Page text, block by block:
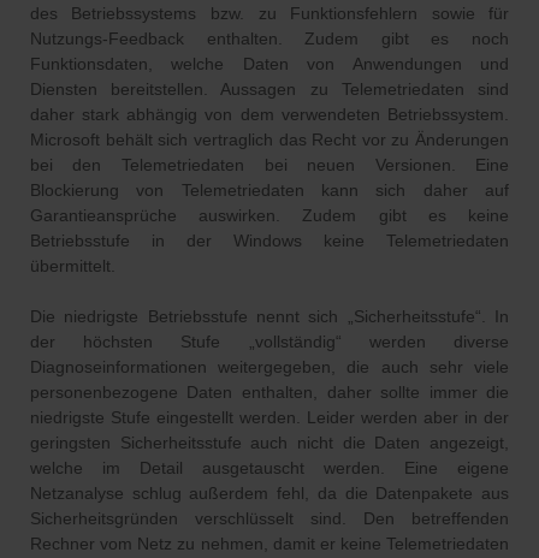
des Betriebssystems bzw. zu Funktionsfehlern sowie für
Nutzungs-Feedback enthalten. Zudem gibt es noch
Funktionsdaten, welche Daten von Anwendungen und
Diensten bereitstellen. Aussagen zu Telemetriedaten sind
daher stark abhängig von dem verwendeten Betriebssystem.
Microsoft behält sich vertraglich das Recht vor zu Änderungen
bei den Telemetriedaten bei neuen Versionen. Eine
Blockierung von Telemetriedaten kann sich daher auf
Garantieansprüche auswirken. Zudem gibt es keine
Betriebsstufe in der Windows keine Telemetriedaten
übermittelt.
Die niedrigste Betriebsstufe nennt sich „Sicherheitsstufe“. In
der höchsten Stufe „vollständig“ werden diverse
Diagnoseinformationen weitergegeben, die auch sehr viele
personenbezogene Daten enthalten, daher sollte immer die
niedrigste Stufe eingestellt werden. Leider werden aber in der
geringsten Sicherheitsstufe auch nicht die Daten angezeigt,
welche im Detail ausgetauscht werden. Eine eigene
Netzanalyse schlug außerdem fehl, da die Datenpakete aus
Sicherheitsgründen verschlüsselt sind. Den betreffenden
Rechner vom Netz zu nehmen, damit er keine Telemetriedaten